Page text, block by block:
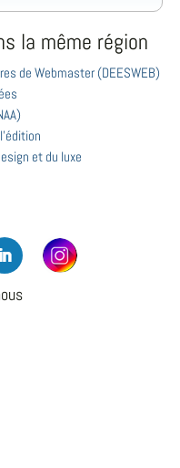
la même région
de Webmaster (DEESWEB)
et du luxe